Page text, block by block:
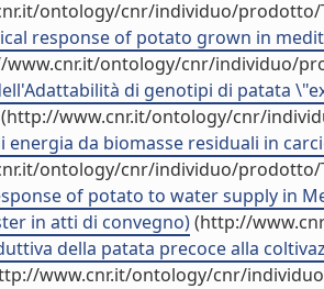
ontology/cnr/individuo/prodotto/
response of potato grown in
ontology/cnr/individuo/
di genotipi di patata
(http://www.cnr.it/ontology/cnr/
energia da biomasse residuali in
ontology/cnr/individuo/prodotto/
of potato to water supply in
in atti di convegno)(http://
della patata precoce alla
www.cnr.it/ontology/cnr/